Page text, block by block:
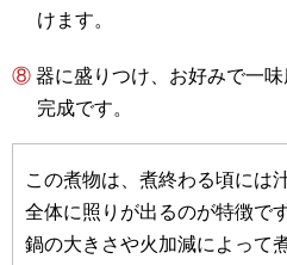
けます。
⑧ 器に盛りつけ、お好みで一味唐辛子や柚子皮を添えたら
完成です。
この煮物は、煮終わる頃には
全体に照りが出るのが特徴です
鍋の大きさや火加減によって